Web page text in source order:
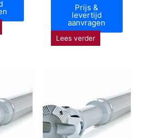
Prijs &
levertijd
aanvragen
Lees verder